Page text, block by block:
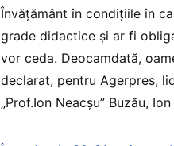
Învăţământ în condiţiile în
grade didactice şi ar fi
vor ceda. Deocamdată,
declarat, pentru Agerpres,
„Prof.Ion Neacşu” Buzău,